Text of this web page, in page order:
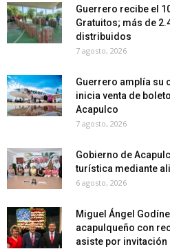
Guerrero recibe el
Gratuitos; más de
distribuidos
7 agosto, 2026
Guerrero amplía su
inicia venta de
Acapulco
7 agosto, 2026
Gobierno de
turística mediante
6 agosto, 2026
Miguel Ángel
acapulqueño con
asiste por invitación